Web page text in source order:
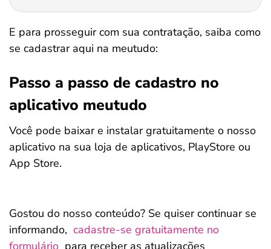
E para prosseguir com sua contratação, saiba como
se cadastrar aqui na meutudo:
Passo a passo de cadastro no
aplicativo meutudo
Você pode baixar e instalar gratuitamente o nosso
aplicativo na sua loja de aplicativos, PlayStore ou
App Store.
Gostou do nosso conteúdo? Se quiser continuar se
informando, cadastre-se gratuitamente no
formulário para receber as atualizações